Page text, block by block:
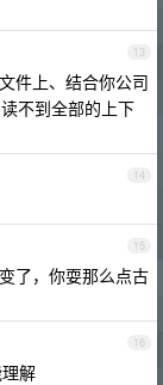
13
件上、结合你公司
不到全部的上下
14
15
了，你耍那么点古
16
解